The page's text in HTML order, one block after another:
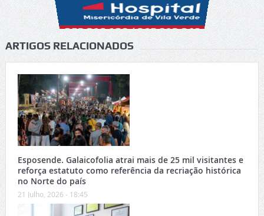
ARTIGOS RELACIONADOS
Esposende. Galaicofolia atrai mais de 25 mil visitantes e
reforça estatuto como referência da recriação histórica
no Norte do país
21 Julho, 2026 - 18:45